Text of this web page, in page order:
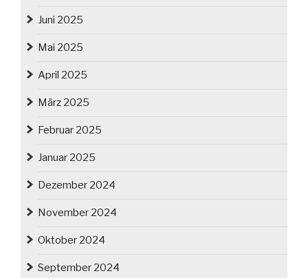
Juni 2025
Mai 2025
April 2025
März 2025
Februar 2025
Januar 2025
Dezember 2024
November 2024
Oktober 2024
September 2024